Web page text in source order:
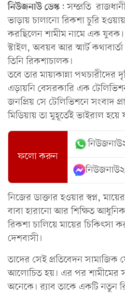
নিউজনাউডেস্ক : সম্প্রতি
ভাড়ায় চালানো রিকশা চুরি
করছিলেন শামীম নামে এক
স্টাইল, অবয়ব আর স্মার্ট
তিনি রিকশাচালক।
তবে তার মায়াকান্না পথচারীদের
এড়ায়নি বেসরকারি এক
জনপ্রিয় সে টেলিভিশনে সংবাদ
মিডিয়ায় তা মুহূর্তেই ভাইরাল হয়ে
ফলো করুন
নিজের ডাক্তার হওয়ার স্বপ্ন,
বাবা হারানো আর শিক্ষিত
রিকশা চালিয়ে মায়ের চিকিৎসা
দেশবাসী।
তাদের সেই প্রতিবেদন সামাজিক
আলোচিত হয়। এর পর শামীমের
অনেকে। র‌্যাব তাকে একটি নতুন